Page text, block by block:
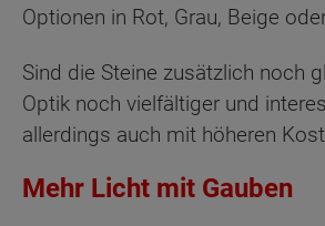
Optionen in Rot, Grau, Beige
Sind die Steine zusätzlich noch
Optik noch vielfältiger und
allerdings auch mit höheren
Mehr Licht mit Gauben